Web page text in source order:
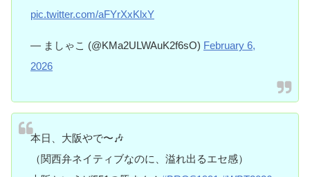
pic.twitter.com/aFYrXxKlxY
— ましゃこ (@KMa2ULWAuK2f6sO) February 6,
2026
本日、大阪やで〜🎶
（関西弁ネイティブなのに、溢れ出るエセ感）